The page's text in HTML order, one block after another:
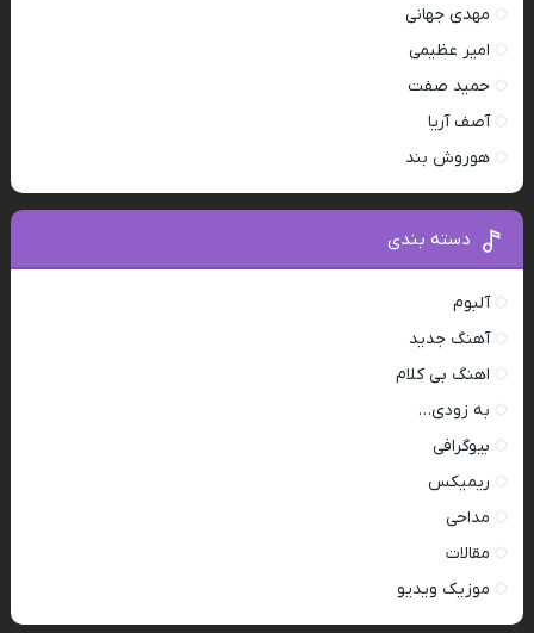
مهدی جهانی
امیر عظیمی
حمید صفت
آصف آریا
هوروش بند
دسته بندی
آلبوم
آهنگ جدید
اهنگ بی کلام
به زودی…
بیوگرافی
ریمیکس
مداحی
مقالات
موزیک ویدیو